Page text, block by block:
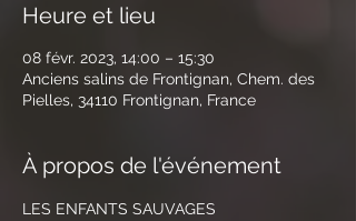
Heure et lieu
08 févr. 2023, 14:00 – 15:30
Anciens salins de Frontignan, Chem. des
Pielles, 34110 Frontignan, France
À propos de l'événement
LES ENFANTS SAUVAGES